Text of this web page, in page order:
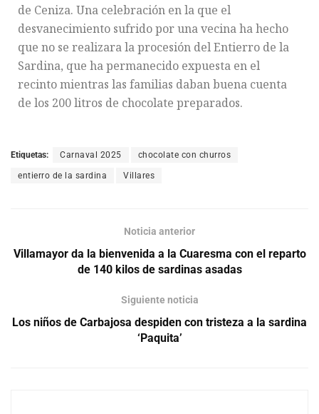
de Ceniza. Una celebración en la que el
desvanecimiento sufrido por una vecina ha hecho
que no se realizara la procesión del Entierro de la
Sardina, que ha permanecido expuesta en el
recinto mientras las familias daban buena cuenta
de los 200 litros de chocolate preparados.
Etiquetas: Carnaval 2025 chocolate con churros
entierro de la sardina Villares
Noticia anterior
Villamayor da la bienvenida a la Cuaresma con el reparto
de 140 kilos de sardinas asadas
Siguiente noticia
Los niños de Carbajosa despiden con tristeza a la sardina
‘Paquita’